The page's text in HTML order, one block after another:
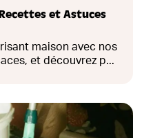
et Astuces
maison avec nos
et découvrez p...